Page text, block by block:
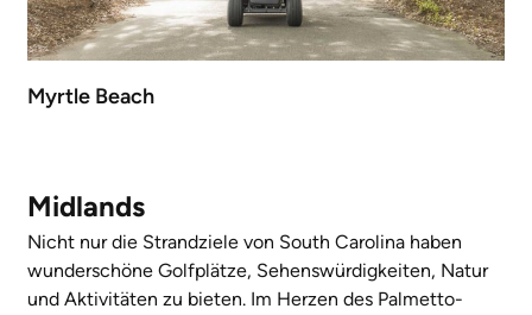
Myrtle Beach
Midlands
Nicht nur die Strandziele von South Carolina haben
wunderschöne Golfplätze, Sehenswürdigkeiten, Natur
und Aktivitäten zu bieten. Im Herzen des Palmetto-